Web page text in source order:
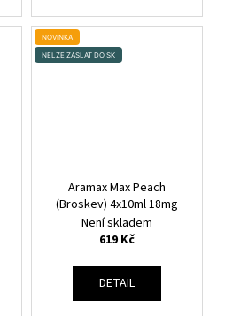
NOVINKA
NELZE ZASLAT DO SK
Aramax Max Peach
(Broskev) 4x10ml 18mg
Není skladem
619 Kč
DETAIL